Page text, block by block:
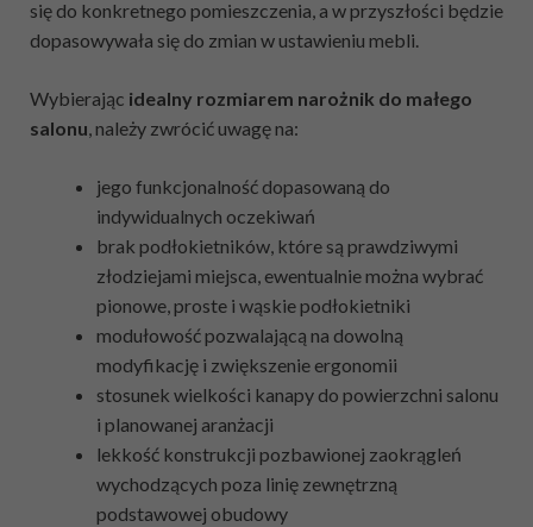
się do konkretnego pomieszczenia, a w przyszłości będzie
dopasowywała się do zmian w ustawieniu mebli.
Wybierając idealny rozmiarem narożnik do małego
salonu, należy zwrócić uwagę na:
jego funkcjonalność dopasowaną do
indywidualnych oczekiwań
brak podłokietników, które są prawdziwymi
złodziejami miejsca, ewentualnie można wybrać
pionowe, proste i wąskie podłokietniki
modułowość pozwalającą na dowolną
modyfikację i zwiększenie ergonomii
stosunek wielkości kanapy do powierzchni salonu
i planowanej aranżacji
lekkość konstrukcji pozbawionej zaokrągleń
wychodzących poza linię zewnętrzną
podstawowej obudowy